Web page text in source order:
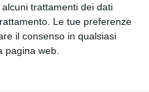
trattamenti dei dati
Le tue preferenze
il consenso in qualsiasi
pagina web.
di